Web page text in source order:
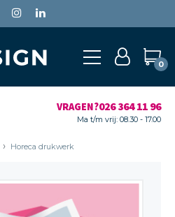
0
VRAGEN?026 364 11 96
Ma t/m vrij: 08.30 - 17.00
Horeca drukwerk